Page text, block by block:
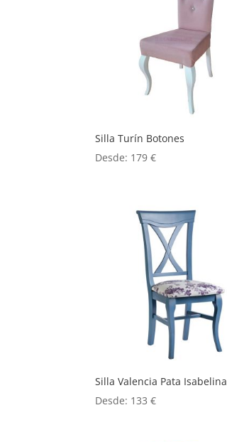
Silla Turín Botones
Desde: 179€
Silla Valencia Pata Isabelina
Desde: 133€